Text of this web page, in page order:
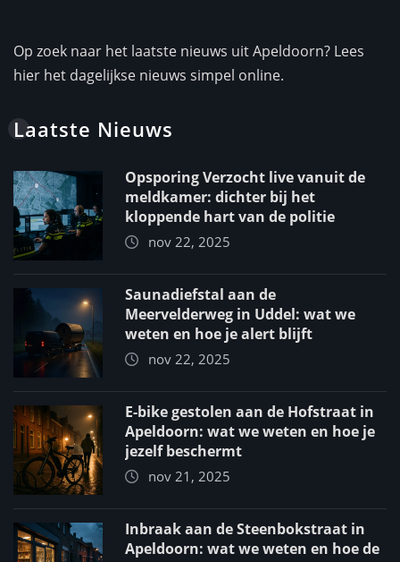
Op zoek naar het laatste nieuws uit Apeldoorn? Lees
hier het dagelijkse nieuws simpel online.
Laatste Nieuws
Opsporing Verzocht live vanuit de
meldkamer: dichter bij het
kloppende hart van de politie
nov 22, 2025
Saunadiefstal aan de
Meervelderweg in Uddel: wat we
weten en hoe je alert blijft
nov 22, 2025
E-bike gestolen aan de Hofstraat in
Apeldoorn: wat we weten en hoe je
jezelf beschermt
nov 21, 2025
Inbraak aan de Steenbokstraat in
Apeldoorn: wat we weten en hoe de